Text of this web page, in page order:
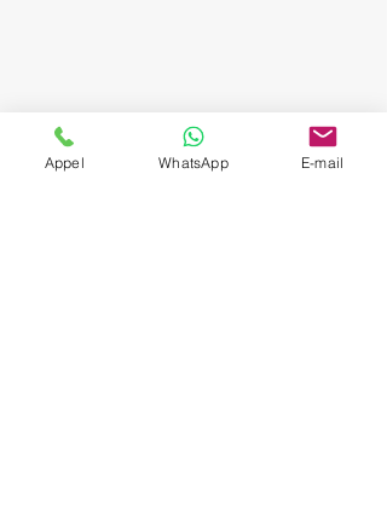
Appel WhatsApp E-mail